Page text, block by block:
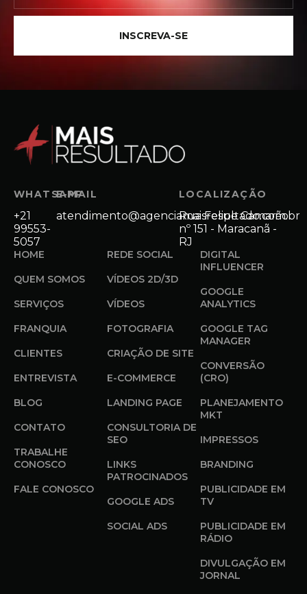
INSCREVA-SE
WHATSAPP
+21
99553-
5057
E-MAIL
atendimento@agenciamaisresultado.com.br
LOCALIZAÇÃO
Rua Felipe Camarão
nº 151 - Maracanã -
RJ
HOME
QUEM SOMOS
SERVIÇOS
FRANQUIA
CLIENTES
ENTREVISTA
BLOG
CONTATO
TRABALHE
CONOSCO
FALE CONOSCO
REDE SOCIAL
VÍDEOS 2D/3D
VÍDEOS
FOTOGRAFIA
CRIAÇÃO DE SITE
E-COMMERCE
LANDING PAGE
CONSULTORIA DE
SEO
LINKS
PATROCINADOS
GOOGLE ADS
SOCIAL ADS
DIGITAL
INFLUENCER
GOOGLE
ANALYTICS
GOOGLE TAG
MANAGER
CONVERSÃO
(CRO)
PLANEJAMENTO
MKT
IMPRESSOS
BRANDING
PUBLICIDADE EM
TV
PUBLICIDADE EM
RÁDIO
DIVULGAÇÃO EM
JORNAL